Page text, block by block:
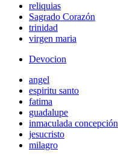
reliquias
Sagrado Corazón
trinidad
virgen maria
Devocion
angel
espiritu santo
fatima
guadalupe
inmaculada concepción
jesucristo
milagro